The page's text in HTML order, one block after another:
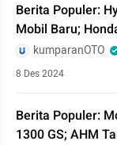
Berita Populer:
Mobil Baru;
kumparanOTO
8 Des 2024
Berita Populer:
1300 GS; AHM